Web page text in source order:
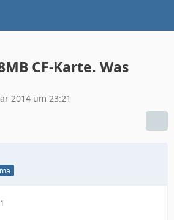
CF-Karte. Was
2014 um 23:21